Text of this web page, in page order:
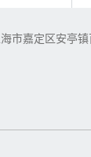
市嘉定区安亭镇